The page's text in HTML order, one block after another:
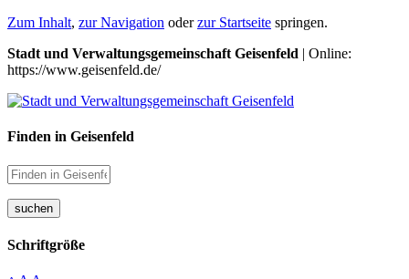
Zum Inhalt, zur Navigation oderzur Startseite springen.
Stadt und Verwaltungsgemeinschaft Geisenfeld | Online:
https://www.geisenfeld.de/
Finden in Geisenfeld
suchen
Schriftgröße